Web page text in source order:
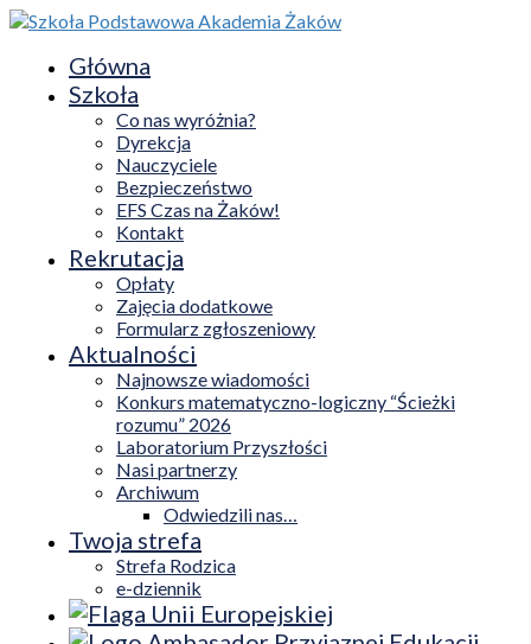
Główna
Szkoła
Co nas wyróżnia?
Dyrekcja
Nauczyciele
Bezpieczeństwo
EFS Czas na Żaków!
Kontakt
Rekrutacja
Opłaty
Zajęcia dodatkowe
Formularz zgłoszeniowy
Aktualności
Najnowsze wiadomości
Konkurs matematyczno-logiczny “Ścieżki
rozumu” 2026
Laboratorium Przyszłości
Nasi partnerzy
Archiwum
Odwiedzili nas…
Twoja strefa
Strefa Rodzica
e-dziennik